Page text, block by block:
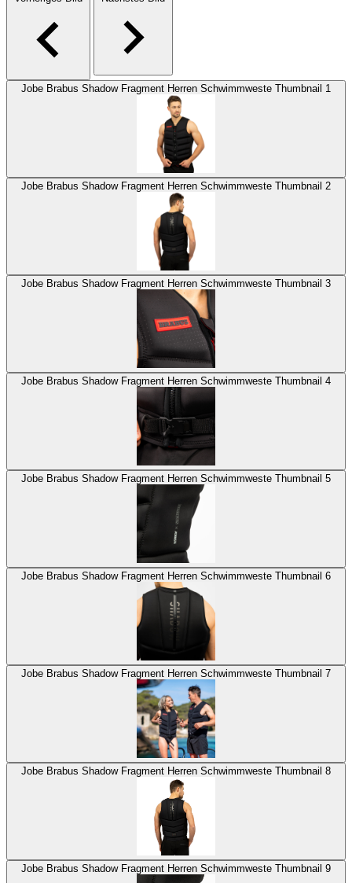
Jobe Brabus Shadow Fragment Herren Schwimmweste Thumbnail 1
Jobe Brabus Shadow Fragment Herren Schwimmweste Thumbnail 2
Jobe Brabus Shadow Fragment Herren Schwimmweste Thumbnail 3
Jobe Brabus Shadow Fragment Herren Schwimmweste Thumbnail 4
Jobe Brabus Shadow Fragment Herren Schwimmweste Thumbnail 5
Jobe Brabus Shadow Fragment Herren Schwimmweste Thumbnail 6
Jobe Brabus Shadow Fragment Herren Schwimmweste Thumbnail 7
Jobe Brabus Shadow Fragment Herren Schwimmweste Thumbnail 8
Jobe Brabus Shadow Fragment Herren Schwimmweste Thumbnail 9